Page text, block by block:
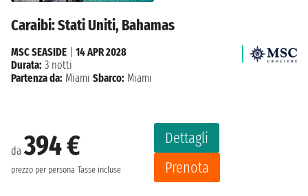
Caraibi: Stati Uniti, Bahamas
da394 €
prezzo per persona Tasse incluse
Dettagli
Prenota
MSC SEASIDE
14 APR 2028
Durata: 3 notti
Partenza da: Miami Sbarco: Miami